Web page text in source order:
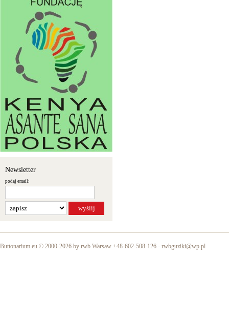
Newsletter
podaj email:
Buttonarium.eu © 2000-2026 by rwb Warsaw +48-602-508-126 - rwbguziki@wp.pl